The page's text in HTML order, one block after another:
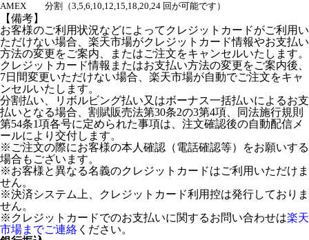
AMEX
分割（3,5,6,10,12,15,18,20,24 回が可能です）
【備考】
お客様のご利用状況などによってクレジットカードがご利用い
ただけない場合、楽天市場がクレジットカード情報やお支払い
方法の変更をご案内、またはご注文をキャンセルいたします。
クレジットカード情報またはお支払い方法の変更をご案内後、
7日間変更いただけない場合、楽天市場が自動でご注文をキャ
ンセルいたします。
分割払い、リボルビング払い又はボーナス一括払いによるお支
払いとなる場合、割賦販売法第30条2の3第4項、同法施行規則
第54条1項各号に定められた事項は、注文確認後の自動配信メ
ールにより交付します。
※ご注文の際にお客様の本人確認（電話確認等）をお願いする
場合もございます。
※お客様と異なる名義のクレジットカードはご利用いただけま
せん。
※決済システム上、クレジットカード利用控は発行しておりま
せん。
※クレジットカードでのお支払いに関するお問い合わせは楽天
市場までご連絡 ください。